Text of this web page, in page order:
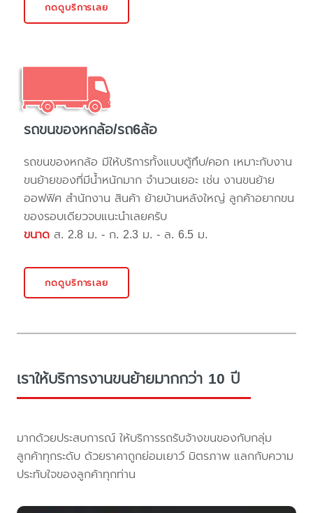
กดดูบริการเลย
รถขนของหกล้อ/รถ6ล้อ
รถขนของหกล้อ มีให้บริการทั้งแบบตู้ทึบ/คอก เหมาะกับงาน
ขนย้ายของที่มีน้ำหนักมาก จำนวนเยอะ เช่น งานขนย้าย
ออฟฟิศ สำนักงาน สินค้า ย้ายบ้านหลังใหญ่ ลูกค้าอยากขน
ของรอบเดียวจบแนะนำเลยครับ
ขนาด ส. 2.8 ม. - ก. 2.3 ม. - ล. 6.5 ม.
กดดูบริการเลย
เราให้บริการงานขนย้ายมากกว่า 10 ปี
มากด้วยประสบการณ์ ให้บริการรถรับจ้างขนของกับกลุ่ม
ลูกค้าทุกระดับ ด้วยราคาถูกย่อมเยาว์ มิตรภาพ แลกกับความ
ประทับใจของลูกค้าทุกท่าน